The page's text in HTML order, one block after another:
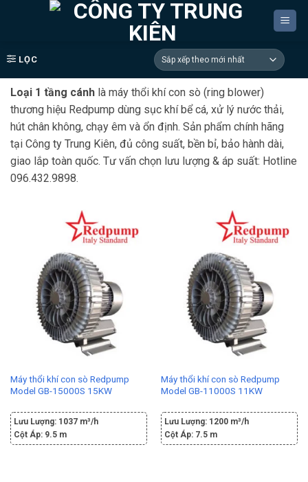
dungLỌC
Loại 1 tầng cánh là máy thổi khí con sò (ring blower)
thương hiệu Redpump dùng sục khí bể cá, xử lý nước thải,
hút chân không, chạy êm và ổn định. Sản phẩm chính hãng
tại Công ty Trung Kiên, đủ công suất, bền bỉ, bảo hành dài,
giao lắp toàn quốc. Tư vấn chọn lưu lượng & áp suất: Hotline
096.432.9898.
Máy thổi khí con sò Redpump
Model GB-15000S 15KW
Lưu Lượng: 1037 m³/h
Cột Áp: 9.5 m
Máy thổi khí con sò Redpump
Model GB-11000S 11KW
Lưu Lượng: 1200 m³/h
Cột Áp: 7.5 m